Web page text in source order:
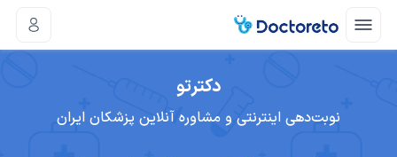
دکترتو
نوبت‌دهی اینترنتی و مشاوره آنلاین پزشکان ایران